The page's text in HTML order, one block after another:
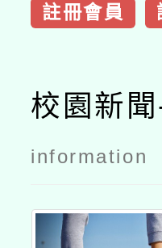
註冊會員
校園新
information